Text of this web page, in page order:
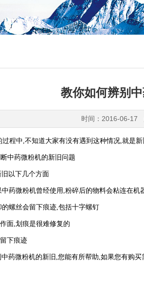
教你如何辨别
时间：2016-06-17
程中,不知道大家有没有遇到这种情况,就是
中药微粉机的新旧问题
以下几个方面
药微粉机曾经使用,粉碎后的物料会粘连在
螺丝会留下痕迹,包括十字螺钉
面,划痕是很难修复的
下痕迹
药微粉机的新旧,您能有所帮助,如果您有购买